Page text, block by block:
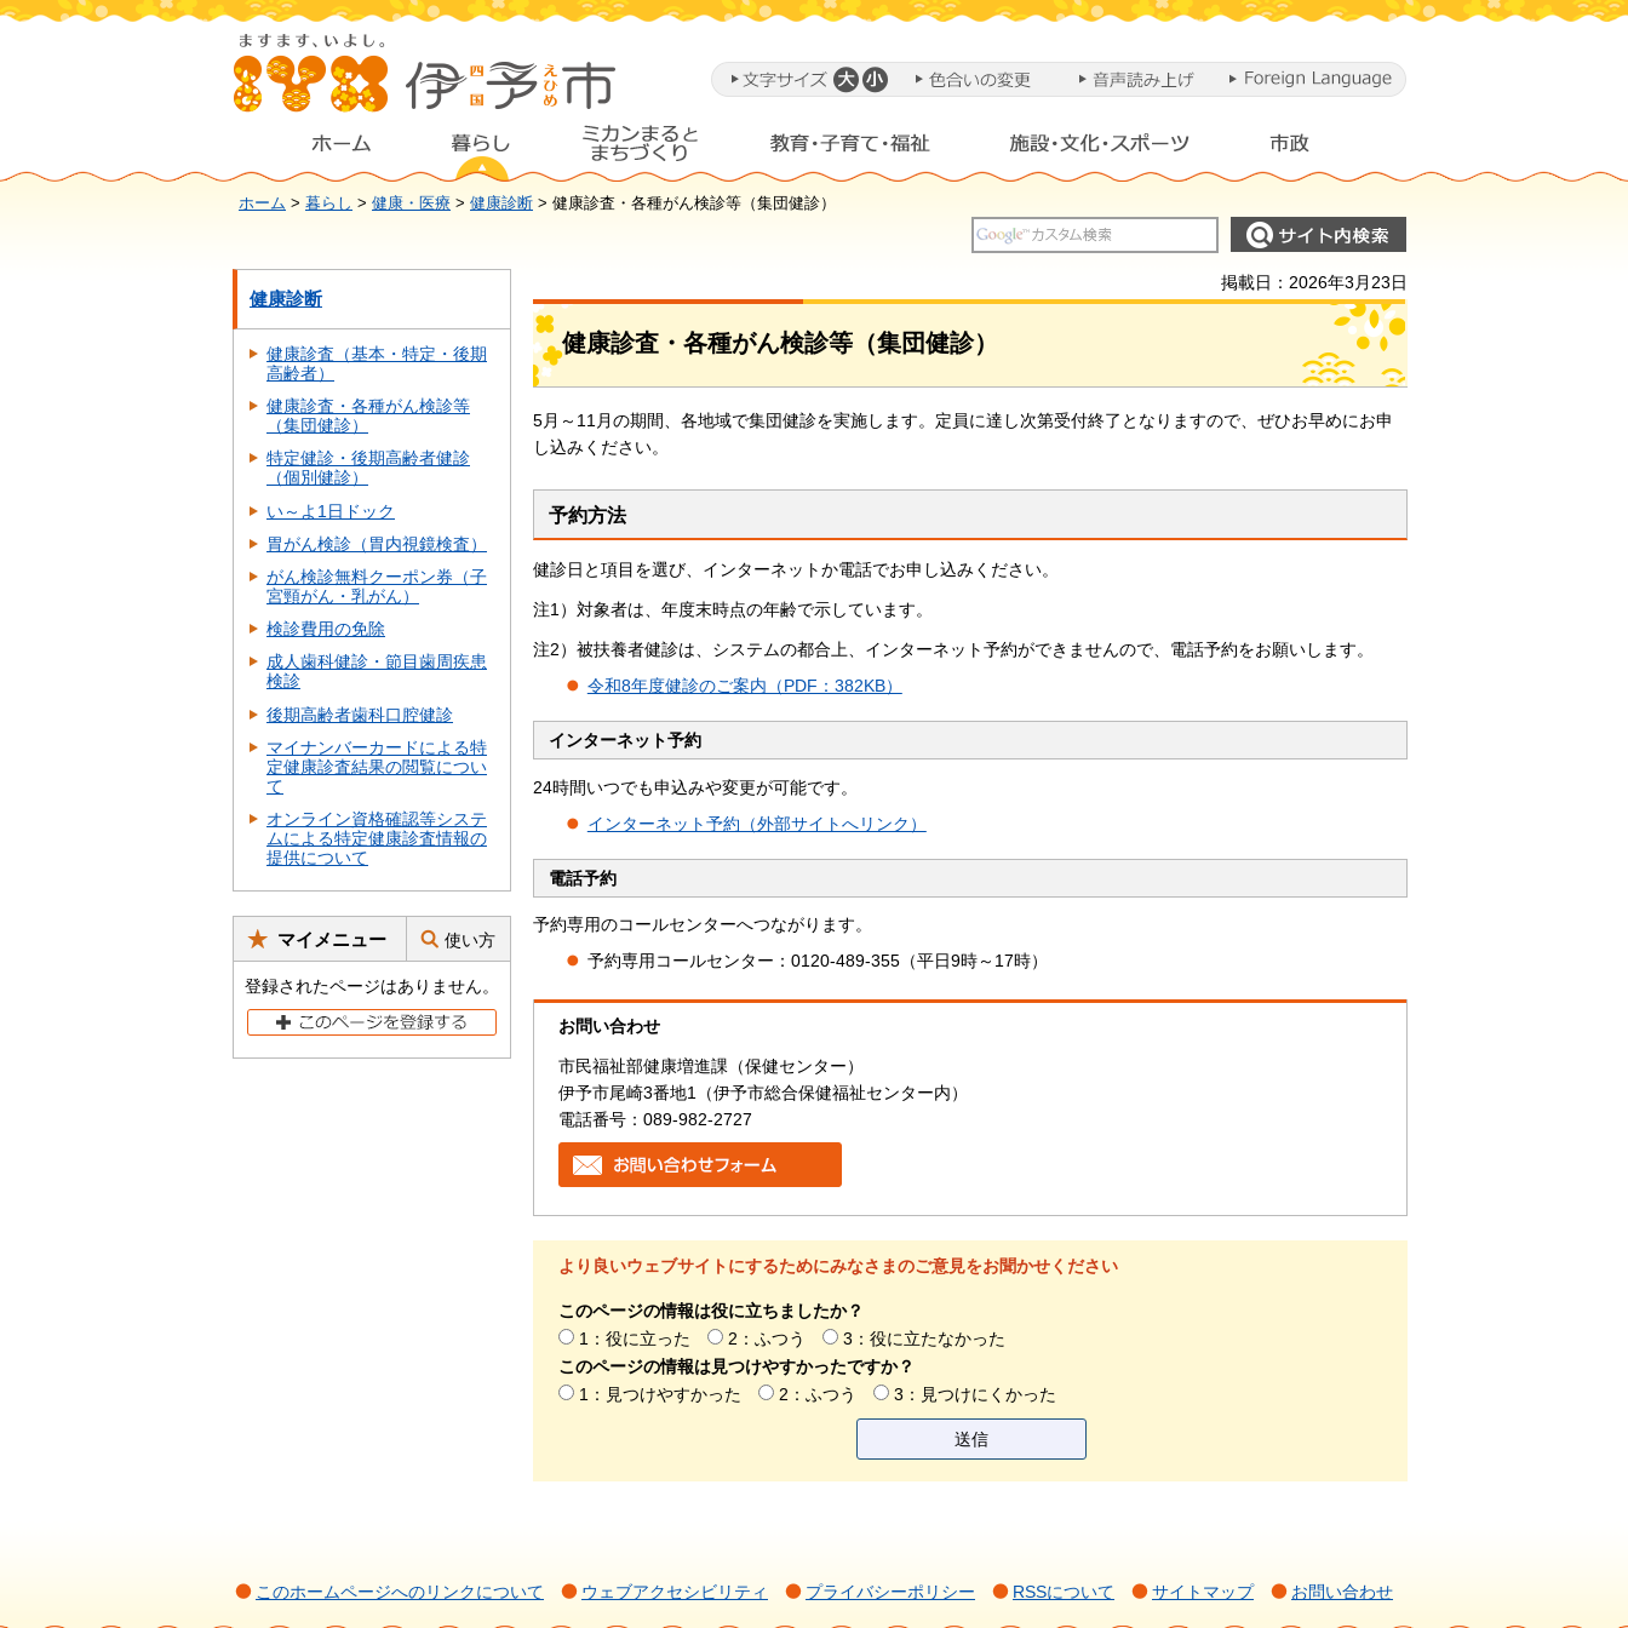
ホーム > 暮らし > 健康・医療 > 健康診断 > 健康診査・各種がん検診等（集団健診）
健康診断
健康診査（基本・特定・後期
高齢者）
健康診査・各種がん検診等
（集団健診）
特定健診・後期高齢者健診
（個別健診）
い～よ1日ドック
胃がん検診（胃内視鏡検査）
がん検診無料クーポン券（子
宮頸がん・乳がん）
検診費用の免除
成人歯科健診・節目歯周疾患
検診
後期高齢者歯科口腔健診
マイナンバーカードによる特
定健康診査結果の閲覧につい
て
オンライン資格確認等システ
ムによる特定健康診査情報の
提供について
マイメニュー 使い方
登録されたページはありません。
掲載日：2026年3月23日
健康診査・各種がん検診等（集団健診）
5月～11月の期間、各地域で集団健診を実施します。定員に達し次第受付終了となりますので、ぜひお早めにお申
し込みください。
予約方法
健診日と項目を選び、インターネットか電話でお申し込みください。
注1）対象者は、年度末時点の年齢で示しています。
注2）被扶養者健診は、システムの都合上、インターネット予約ができませんので、電話予約をお願いします。
令和8年度健診のご案内（PDF：382KB）
インターネット予約
24時間いつでも申込みや変更が可能です。
インターネット予約（外部サイトへリンク）
電話予約
予約専用のコールセンターへつながります。
予約専用コールセンター：0120-489-355（平日9時～17時）
お問い合わせ
市民福祉部健康増進課（保健センター）
伊予市尾崎3番地1（伊予市総合保健福祉センター内）
電話番号：089-982-2727
より良いウェブサイトにするためにみなさまのご意見をお聞かせください
このページの情報は役に立ちましたか？
1：役に立った
2：ふつう
3：役に立たなかった
このページの情報は見つけやすかったですか？
1：見つけやすかった
2：ふつう 3：見つけにくかった
このホームページへのリンクについて ウェブアクセシビリティ プライバシーポリシー RSSについて サイトマップ お問い合わせ